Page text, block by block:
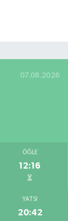
07.08.2026
ÖĞLE
12:16
YATSI
20:42